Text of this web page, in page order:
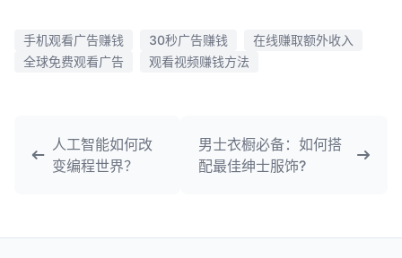
手机观看广告赚钱 30秒广告赚钱
在线赚取额外收入
全球免费观看广告
观看视频赚钱方法
人工智能如何改
变编程世界？
男士衣橱必备：如何搭
配最佳绅士服饰?